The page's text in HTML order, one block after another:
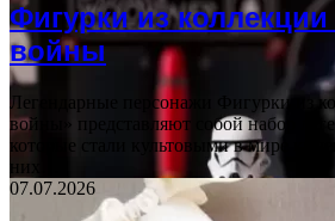
Фигурки из
войны
Легендарные персонажи Фигурки из
войны» представляют собой набор
которые стали культовыми в мире
них…
07.07.2026